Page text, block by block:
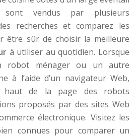
sont vendus par plusieurs
recherches et comparez les
être sûr de choisir la meilleure
à utiliser au quotidien. Lorsque
robot ménager ou un autre
à l’aide d’un navigateur Web,
haut de la page des robots
proposés par des sites Web
électronique. Visitez les
connues pour comparer un